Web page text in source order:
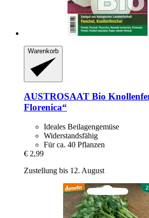
Warenkorb
AUSTROSAAT Bio
Florenica“
Ideales Beilagengemüse
Widerstandsfähig
Für ca. 40 Pflanzen
€ 2,99
Zustellung bis 12. August